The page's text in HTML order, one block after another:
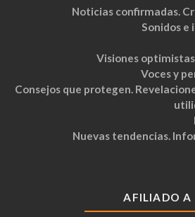
Noticias confirmadas.
Sonidos e
Visiones
Voces y
Consejos que protegen.
Nuevas tendencias.
AFILIADO A